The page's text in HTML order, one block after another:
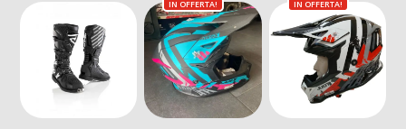
IN OFFERTA! IN OFFERTA!